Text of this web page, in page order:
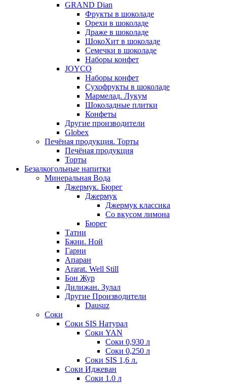
GRAND Dian
Фрукты в шоколаде
Орехи в шоколаде
Драже в шоколаде
ШокоХит в шоколаде
Семечки в шоколаде
Наборы конфет
JOYCO
Наборы конфет
Сухофрукты в шоколаде
Мармелад. Лукум
Шоколадные плитки
Конфеты
Другие производители
Globex
Печёная продукция. Торты
Печёная продукция
Торты
Безалкогольные напитки
Минеральная Вода
Джермук. Бюрег
Джермук
Джермук классика
Со вкусом лимона
Бюрег
Татни
Бжни. Ной
Гарни
Апаран
Ararat. Well Still
Бон Жур
Дилижан. Зулал
Другие Производители
Dausuz
Соки
Соки SIS Натурал
Соки YAN
Соки 0,930 л
Соки 0,250 л
Соки SIS 1,6 л.
Соки Иджеван
Соки 1.0 л